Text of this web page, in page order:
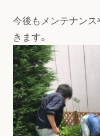
今後もメンテナン
きます。